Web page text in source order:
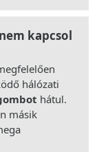
kapcsol
hálózati
hátul.
másik